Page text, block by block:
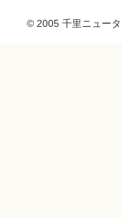
© 2005 千里ニュー